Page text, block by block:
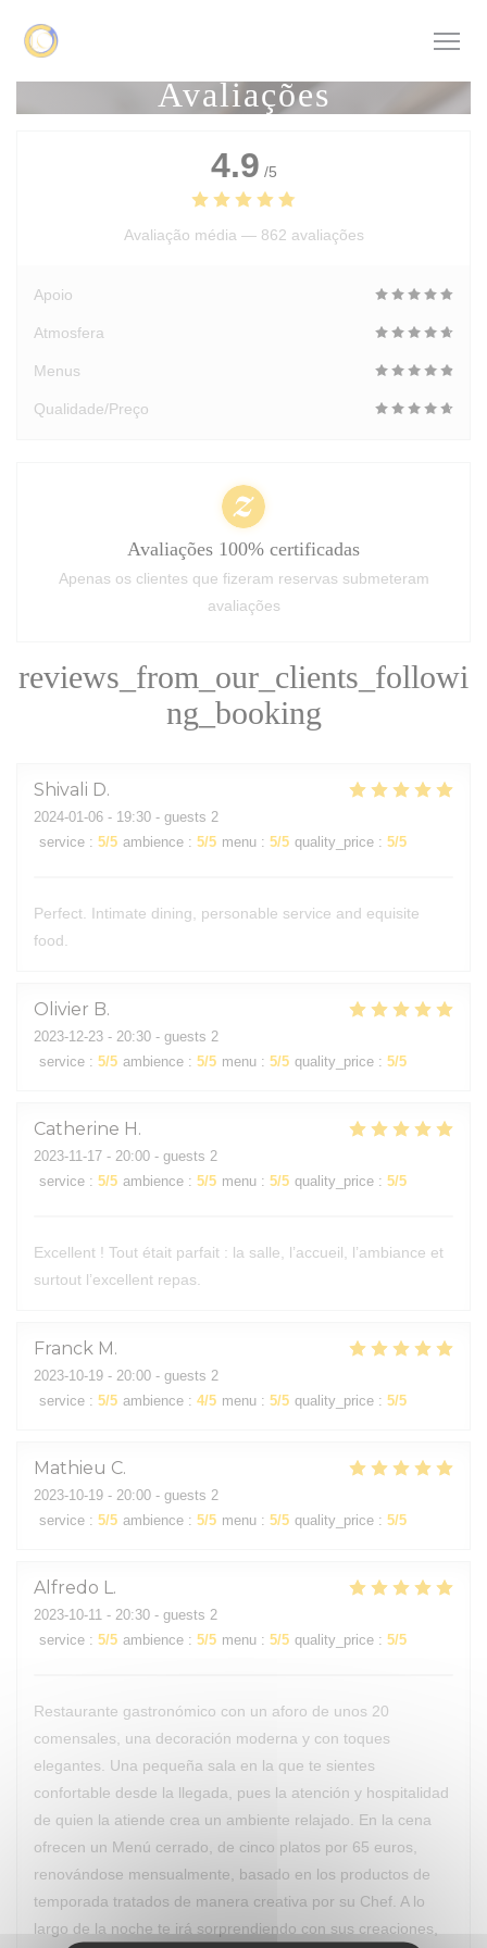
Avaliações
reviews_from_our_clients_followi
ng_booking
Shivali D
2024-01-06 - 19:30 - guests 2
service : 5/5 ambience : 5/5 menu : 5/5 quality_price : 5/5
Perfect. Intimate dining, personable service and equisite
food.
Olivier B
2023-12-23 - 20:30 - guests 2
service : 5/5 ambience : 5/5 menu : 5/5 quality_price : 5/5
Catherine H
2023-11-17 - 20:00 - guests 2
service : 5/5 ambience : 5/5 menu : 5/5 quality_price : 5/5
Excellent ! Tout était parfait : la salle, l’accueil, l’ambiance et
surtout l’excellent repas.
Franck M
2023-10-19 - 20:00 - guests 2
service : 5/5 ambience : 4/5 menu : 5/5 quality_price : 5/5
Mathieu C
2023-10-19 - 20:00 - guests 2
service : 5/5 ambience : 5/5 menu : 5/5 quality_price : 5/5
Alfredo L
2023-10-11 - 20:30 - guests 2
service : 5/5 ambience : 5/5 menu : 5/5 quality_price : 5/5
Restaurante gastronómico con un aforo de unos 20
comensales, una decoración moderna y con toques
elegantes. Una pequeña sala en la que te sientes
confortable desde la llegada, pues la atención y hospitalidad
de quien la atiende crea un ambiente relajado. En la cena
ofrecen un Menú cerrado, de cinco platos por 65 euros,
renovándose mensualmente, basado en los productos de
temporada tratados de manera creativa por su Chef. A lo
largo de la noche te irá sorprendiendo con sus creaciones,
4.9 /5
Avaliação média — 862 avaliações
Apoio
Atmosfera
Menus
Qualidade/Preço
Avaliações 100% certificadas
Apenas os clientes que fizeram reservas submeteram
avaliações